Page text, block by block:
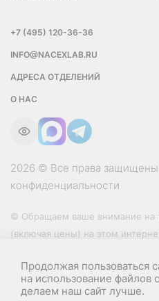
Продолжая пользоваться
на использование
делаем наш сайт лучше.
+7 (495) 120-36-36
INFO@NACEXLAB.RU
АДРЕСА ОТДЕЛЕНИЙ
О НАС
2026 © Все права защищены.
конфиденциальности
© Обращаем ваше внимание на
(включая цены) на этом
условиях не является
положениями Статьи 437 (2)